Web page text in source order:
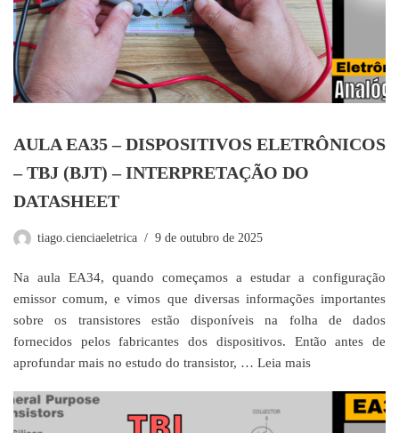
AULA EA35 – DISPOSITIVOS ELETRÔNICOS
– TBJ (BJT) – INTERPRETAÇÃO DO
DATASHEET
tiago.cienciaeletrica 9 de outubro de 2025
Na aula EA34, quando começamos a estudar a configuração
emissor comum, e vimos que diversas informações importantes
sobre os transistores estão disponíveis na folha de dados
fornecidos pelos fabricantes dos dispositivos. Então antes de
aprofundar mais no estudo do transistor, … Leia mais